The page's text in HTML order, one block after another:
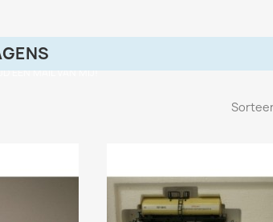
EEN MAIL VAN MIJ!